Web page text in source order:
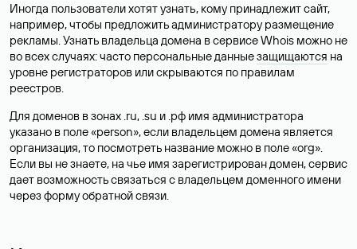
Иногда пользователи хотят узнать, кому принадлежит сайт,
например, чтобы предложить администратору размещение
рекламы. Узнать владельца домена в сервисе Whois можно не
во всех случаях: часто персональные данныезащищаются на
уровне регистраторов или скрываются по правилам
реестров.
Для доменов в зонах .ru, .su и .рф имя администратора
указано в поле «person», если владельцем домена является
организация, то посмотреть название можно в поле «org».
Если вы не знаете, на чье имя зарегистрирован домен, сервис
дает возможность связаться с владельцем доменного имени
через форму обратной связи.